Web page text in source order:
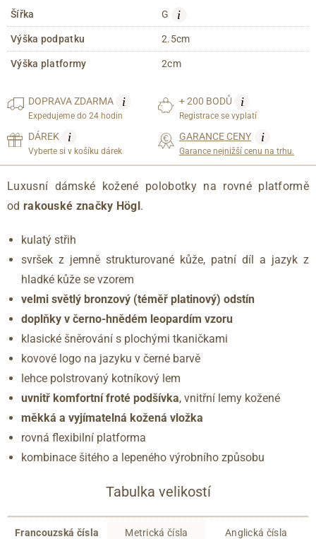
Šířka G i
Výška podpatku 2.5cm
Výška platformy 2cm
DOPRAVAZDARMA i
Expedujeme do 24 hodin
+ 200 BODŮ i
Registrace se vyplatí
DÁREK i
Vyberte si v košíku dárek
GARANCE CENY i
Garance nejnižší cenu na trhu.
Luxusní dámské kožené polobotky na rovné platformě
od rakouské značky Högl.
kulatý střih
svršek z jemně strukturované kůže, patní díl a jazyk z
hladké kůže se vzorem
velmi světlý bronzový (téměř platinový) odstín
doplňky v černo-hnědém leopardím vzoru
klasické šněrování s plochými tkaničkami
kovové logo na jazyku v černé barvě
lehce polstrovaný kotníkový lem
uvnitř komfortní froté podšívka, vnitřní lemy kožené
měkká a vyjímatelná kožená vložka
rovná flexibilní platforma
kombinace šitého a lepeného výrobního způsobu
Tabulka velikostí
Francouzská čísla
Metrická čísla
Anglická čísla